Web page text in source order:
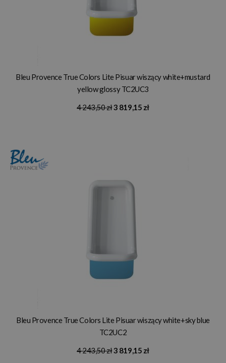
Bleu Provence True Colors Lite Pisuar wiszący white+mustard
yellow glossy TC2UC3
4 243,50 zł3 819,15 zł
Bleu Provence True Colors Lite Pisuar wiszący white+sky blue
TC2UC2
4 243,50 zł3 819,15 zł